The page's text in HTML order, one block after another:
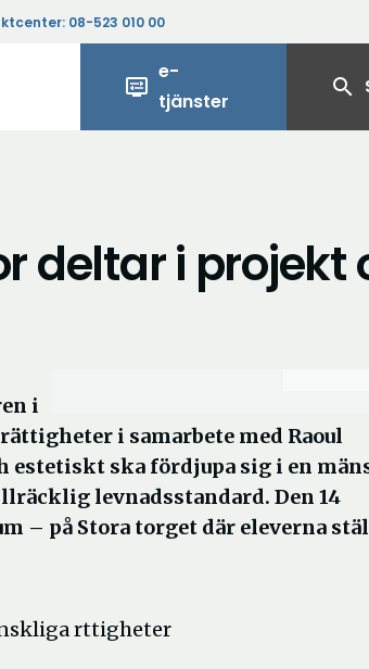
08-523 010 00
display_settings
e-
tjänster
search
deltar i projekt
i
i samarbete med Raoul
estetiskt ska fördjupa sig i en
levnadsstandard. Den 14
– på Stora torget där eleverna